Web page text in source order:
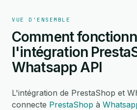
VUE D'ENSEMBLE
Comment
l'intégration
Whatsapp API
L'intégration de PrestaShop et
connecte PrestaShop à